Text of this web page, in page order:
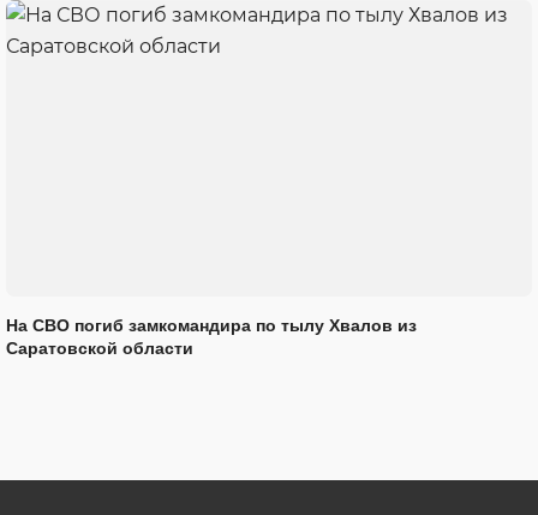
На СВО погиб замкомандира по тылу Хвалов из
Саратовской области